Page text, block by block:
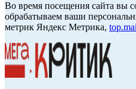
Во время посещения сайта вы
обрабатываем ваши
метрик Яндекс Метрика,